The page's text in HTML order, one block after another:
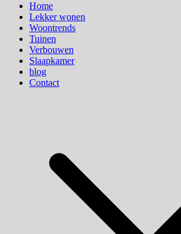
Home
Lekker wonen
Woontrends
Tuinen
Verbouwen
Slaapkamer
blog
Contact